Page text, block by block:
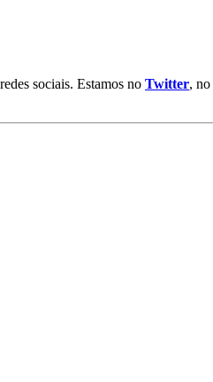
sociais. Estamos no Twitter, no